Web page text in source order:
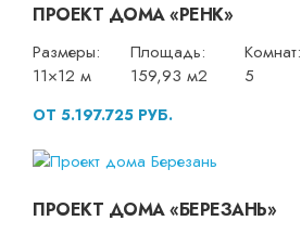
ПРОЕКТ ДОМА «РЕНК»
Размеры:
11×12 м
Площадь:
159,93 м2
Комнат:
5
ОТ 5.197.725 РУБ.
ПРОЕКТ ДОМА «БЕРЕЗАНЬ»